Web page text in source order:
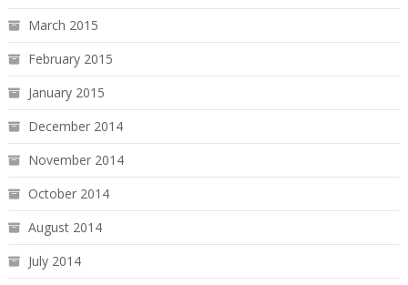
March 2015
February 2015
January 2015
December 2014
November 2014
October 2014
August 2014
July 2014